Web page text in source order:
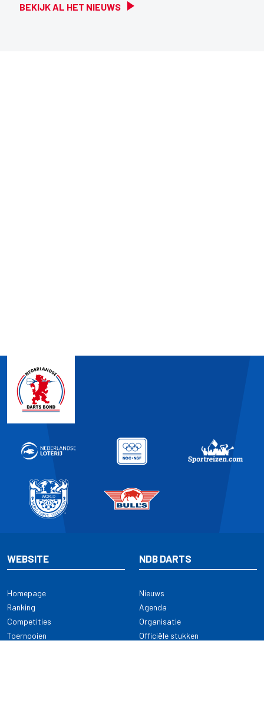
BEKIJK AL HET NIEUWS
WEBSITE
Homepage
Ranking
Competities
Toernooien
NDB DARTS
Nieuws
Agenda
Organisatie
Officiële stukken